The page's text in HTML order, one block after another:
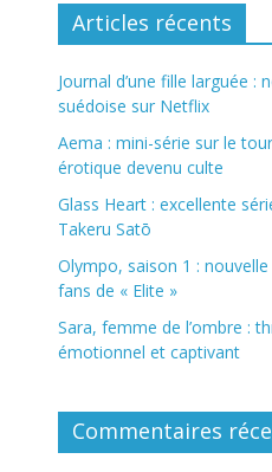
Articles récents
Journal d’une fille larguée :
suédoise sur Netflix
Aema : mini-série sur le
érotique devenu culte
Glass Heart : excellente
Takeru Satō
Olympo, saison 1 :
fans de « Elite »
Sara, femme de l’ombre :
émotionnel et captivant
Commentaires